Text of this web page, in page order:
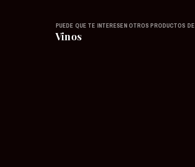
PUEDE QUE TE INTERESEN OTROS PRODUCTOS DE
Vinos